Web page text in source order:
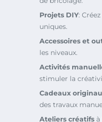
Projets DIY:
uniques.
Accessoires et
les niveaux.
Activités
stimuler la
Cadeaux
des travaux
Ateliers créatifs